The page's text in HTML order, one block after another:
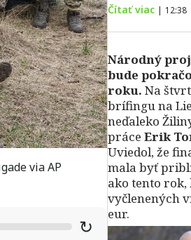
via AP
↻
Čítať viac | 12:38
Národný
bude
roku. Na
brífingu na
neďaleko
práce Erik
Uviedol, že
mala byť
ako tento
vyčlenených
eur.